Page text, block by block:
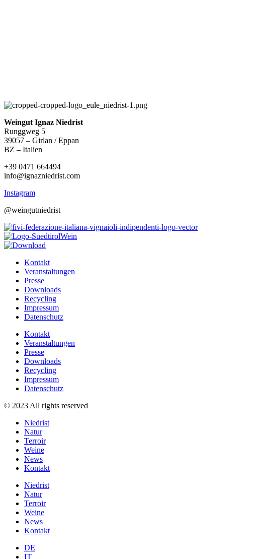
Weingut Ignaz Niedrist
Runggweg 5
39057 – Girlan / Eppan
BZ – Italien
+39 0471 664494
info@ignazniedrist.com
Instagram
@weingutniedrist
Kontakt
Veranstaltungen
Presse
Downloads
Recycling
Impressum
Datenschutz
Kontakt
Veranstaltungen
Presse
Downloads
Recycling
Impressum
Datenschutz
© 2023 All rights reserved
Niedrist
Natur
Terroir
Weine
News
Kontakt
Niedrist
Natur
Terroir
Weine
News
Kontakt
DE
IT